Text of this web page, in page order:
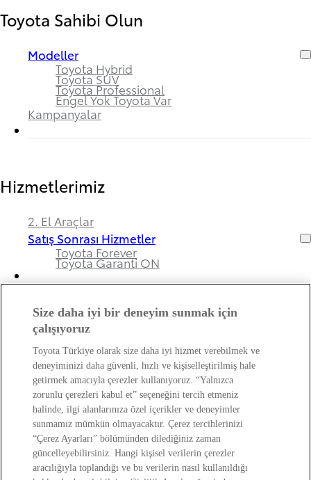
Toyota Sahibi Olun
Modeller
Toyota Hybrid
Toyota SUV
Toyota Professional
Engel Yok Toyota Var
Kampanyalar
Hizmetlerimiz
2. El Araçlar
Satış Sonrası Hizmetler
Toyota Forever
Toyota Garanti ON
Bayimiz ve Toyota Hakkında
Hakkımızda
Bayi Bilgileri
Toyota Hakkında
Bayi Banka Hesap Bilgileri ve Sigorta Şirketleri
Kişisel Verilerin Korunması Hakkında
Bilgilendirme
Web Erişilebilirlik Beyanı
Copyright © Toyota 2026
Size daha iyi bir deneyim sunmak için
çalışıyoruz
Toyota Türkiye olarak size daha iyi hizmet verebilmek ve
deneyiminizi daha güvenli, hızlı ve kişiselleştirilmiş hale
getirmek amacıyla çerezler kullanıyoruz. “Yalnızca
zorunlu çerezleri kabul et” seçeneğini tercih etmeniz
halinde, ilgi alanlarınıza özel içerikler ve deneyimler
sunmamız mümkün olmayacaktır. Çerez tercihlerinizi
“Çerez Ayarları” bölümünden dilediğiniz zaman
güncelleyebilirsiniz. Hangi kişisel verilerin çerezler
aracılığıyla toplandığı ve bu verilerin nasıl kullanıldığı